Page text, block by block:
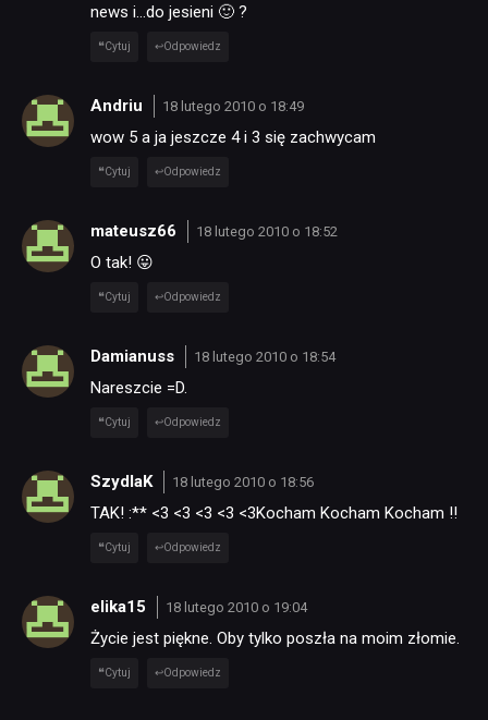
RECENZJE
PUBLICYSTYKA
KULTURA
RETRO
TECHNOLOGIE
DYSKUSJE
SKLEP
news i…do jesieni 🙂 ?
Cytuj Odpowiedz
Andriu 18 lutego 2010 o 18:49
wow 5 a ja jeszcze 4 i 3 się zachwycam
Cytuj Odpowiedz
mateusz66 18 lutego 2010 o 18:52
O tak! 😛
Cytuj Odpowiedz
Damianuss 18 lutego 2010 o 18:54
Nareszcie =D.
Cytuj Odpowiedz
SzydlaK 18 lutego 2010 o 18:56
TAK! :** <3 <3 <3 <3 <3Kocham Kocham Kocham !!
Cytuj Odpowiedz
elika15 18 lutego 2010 o 19:04
Życie jest piękne. Oby tylko poszła na moim złomie.
Cytuj Odpowiedz